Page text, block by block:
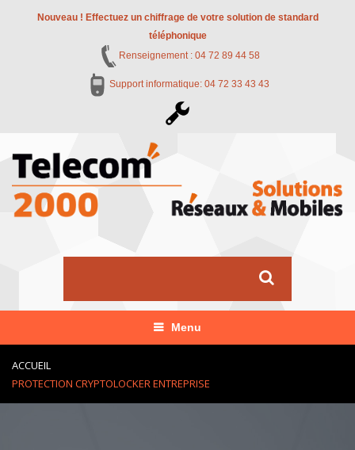
Nouveau ! Effectuez un chiffrage de votre solution de standard
téléphonique
Renseignement : 04 72 89 44 58
Support informatique: 04 72 33 43 43
Menu
ACCUEIL
PROTECTION CRYPTOLOCKER ENTREPRISE